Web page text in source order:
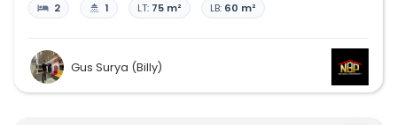
2 1 LT: 75 m² LB: 60 m²
Gus Surya (Billy)